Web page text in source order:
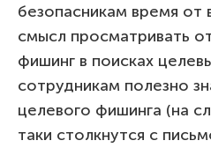
безопасникам время от
смысл просматривать
фишинг в поисках
сотрудникам полезно
целевого фишинга (на
таки столкнутся с